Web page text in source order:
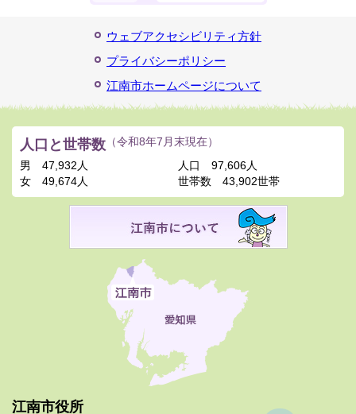
ウェブアクセシビリティ方針
プライバシーポリシー
江南市ホームページについて
江南市役所
人口と世帯数 （令和8年7月末現在）
男
47,932人
女
49,674人
人口
97,606人
世帯数
43,902世帯